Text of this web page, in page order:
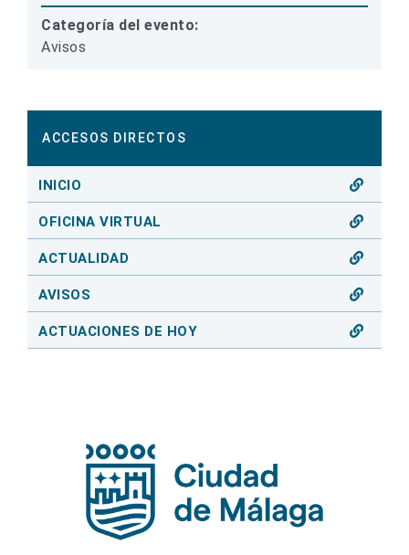
Categoría del evento:
Avisos
ACCESOS DIRECTOS
INICIO
OFICINA VIRTUAL
ACTUALIDAD
AVISOS
ACTUACIONES DE HOY